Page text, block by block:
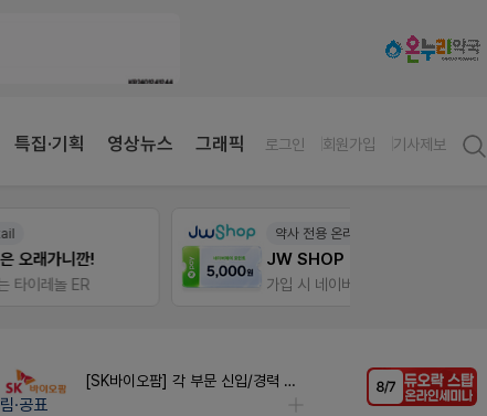
특집·기획 영상뉴스 그래픽 로그인 회원가입 기사제보
약사 전용 온라인몰
JW SHOP
가입 시 네이버 1만포인트 + 스벅쿠폰
[SK바이오팜] 각 부문 신입/경력 구성원 영입
·공표